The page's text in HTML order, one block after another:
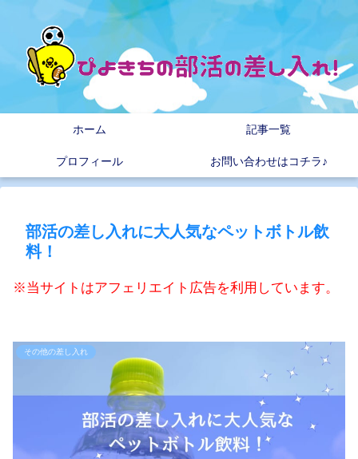
ホーム 記事一覧
プロフィール お問い合わせはコチラ♪
部活の差し入れに大人気なペットボトル飲
料！
※当サイトはアフェリエイト広告を利用しています。
その他の差し入れ